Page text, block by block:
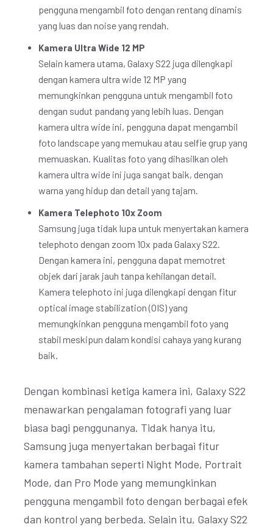
pengguna mengambil foto dengan rentang dinamis
yang luas dan noise yang rendah.
Kamera Ultra Wide 12 MP
Selain kamera utama, Galaxy S22 juga dilengkapi
dengan kamera ultra wide 12 MP yang
memungkinkan pengguna untuk mengambil foto
dengan sudut pandang yang lebih luas. Dengan
kamera ultra wide ini, pengguna dapat mengambil
foto landscape yang memukau atau selfie grup yang
memuaskan. Kualitas foto yang dihasilkan oleh
kamera ultra wide ini juga sangat baik, dengan
warna yang hidup dan detail yang tajam.
Kamera Telephoto 10x Zoom
Samsung juga tidak lupa untuk menyertakan kamera
telephoto dengan zoom 10x pada Galaxy S22.
Dengan kamera ini, pengguna dapat memotret
objek dari jarak jauh tanpa kehilangan detail.
Kamera telephoto ini juga dilengkapi dengan fitur
optical image stabilization (OIS) yang
memungkinkan pengguna mengambil foto yang
stabil meskipun dalam kondisi cahaya yang kurang
baik.
Dengan kombinasi ketiga kamera ini, Galaxy S22
menawarkan pengalaman fotografi yang luar
biasa bagi penggunanya. Tidak hanya itu,
Samsung juga menyertakan berbagai fitur
kamera tambahan seperti Night Mode, Portrait
Mode, dan Pro Mode yang memungkinkan
pengguna mengambil foto dengan berbagai efek
dan kontrol yang berbeda. Selain itu, Galaxy S22